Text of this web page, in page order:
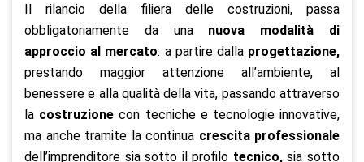
Il rilancio della filiera delle costruzioni, passa
obbligatoriamente da una nuova modalità di
approccio al mercato: a partire dalla progettazione,
prestando maggior attenzione all’ambiente, al
benessere e alla qualità della vita, passando attraverso
la costruzione con tecniche e tecnologie innovative,
ma anche tramite la continua crescita professionale
dell’imprenditore sia sotto il profilo tecnico,sia sotto